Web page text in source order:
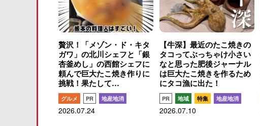
贅沢！「メゾン・ド・キタ
ガワ」の北川シェフと「銀
杏釜めし」の西館シェフに
頼んで巨大たこ焼き作りに
挑戦！果たして…
グルメ PR 地産地消
2026.07.24
【牛深】最近のたこ焼きの
タコってぶっちゃけ小さい
なと思った肥後ジャーナル
は巨大たこ焼きを作るため
にタコ漁に出た！
PR 地域 特集 地産地消
2026.07.10